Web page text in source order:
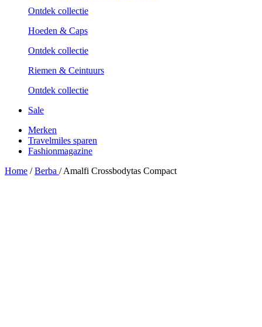
Ontdek collectie
Hoeden & Caps
Ontdek collectie
Riemen & Ceintuurs
Ontdek collectie
Sale
Merken
Travelmiles sparen
Fashionmagazine
Home / Berba / Amalfi Crossbodytas Compact